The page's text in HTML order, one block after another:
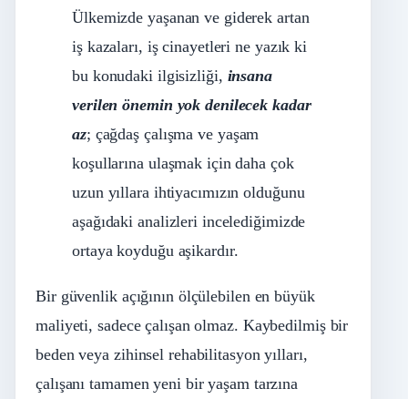
Ülkemizde yaşanan ve giderek artan
iş kazaları, iş cinayetleri ne yazık ki
bu konudaki ilgisizliği, insana
verilen önemin yok denilecek kadar
az; çağdaş çalışma ve yaşam
koşullarına ulaşmak için daha çok
uzun yıllara ihtiyacımızın olduğunu
aşağıdaki analizleri incelediğimizde
ortaya koyduğu aşikardır.
Bir güvenlik açığının ölçülebilen en büyük
maliyeti, sadece çalışan olmaz. Kaybedilmiş bir
beden veya zihinsel rehabilitasyon yılları,
çalışanı tamamen yeni bir yaşam tarzına